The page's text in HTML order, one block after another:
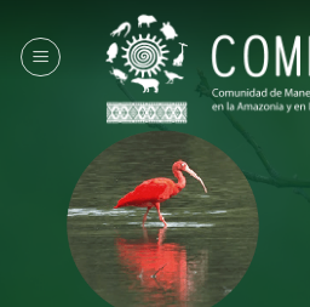
contenido